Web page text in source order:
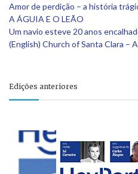
Amor de perdição – a história
A ÁGUIA E O LEÃO
Um navio esteve 20 anos
(English) Church of Santa Clara –
Edições anteriores